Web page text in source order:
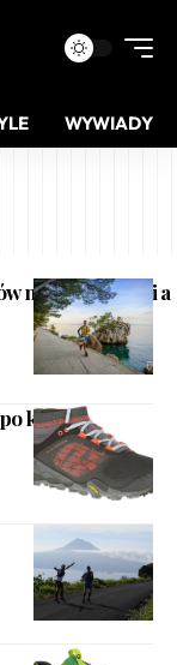
WYWIADY
między górami a
kamieniach